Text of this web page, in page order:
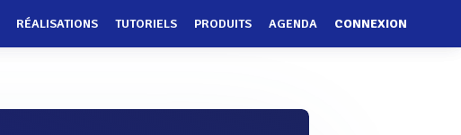
RÉALISATIONS TUTORIELS PRODUITS AGENDA CONNEXION